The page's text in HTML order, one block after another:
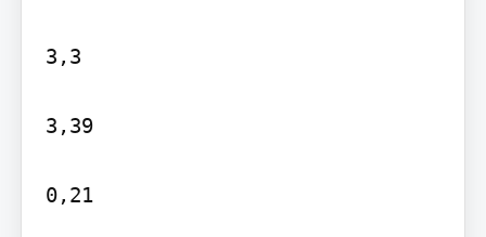
3,3
3,39
0,21